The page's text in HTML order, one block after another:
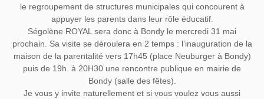
le regroupement de structures municipales qui concourent à
appuyer les parents dans leur rôle éducatif.
Ségolène ROYAL sera donc à Bondy le mercredi 31 mai
prochain . Sa visite se déroulera en 2 temps : l’inauguration de la
maison de la parentalité vers 17h45 (place Neuburger à Bondy)
puis de 19h. à 20H30 une rencontre publique en mairie de
Bondy (salle des fêtes).
Je vous y invite naturellement et si vous voulez vous aussi